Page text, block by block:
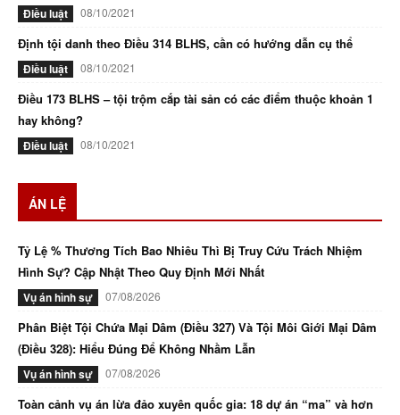
Điều luật 08/10/2021
Định tội danh theo Điều 314 BLHS, cần có hướng dẫn cụ thể
Điều luật 08/10/2021
Điều 173 BLHS – tội trộm cắp tài sản có các điểm thuộc khoản 1
hay không?
Điều luật 08/10/2021
ÁN LỆ
Tỷ Lệ % Thương Tích Bao Nhiêu Thì Bị Truy Cứu Trách Nhiệm
Hình Sự? Cập Nhật Theo Quy Định Mới Nhất
Vụ án hình sự 07/08/2026
Phân Biệt Tội Chứa Mại Dâm (Điều 327) Và Tội Môi Giới Mại Dâm
(Điều 328): Hiểu Đúng Để Không Nhầm Lẫn
Vụ án hình sự 07/08/2026
Toàn cảnh vụ án lừa đảo xuyên quốc gia: 18 dự án “ma” và hơn